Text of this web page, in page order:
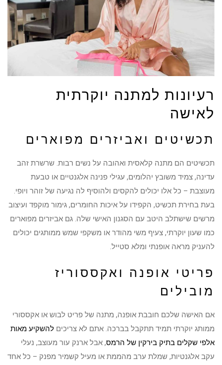
רעיונות למתנה יוקרתית
לאישה
תכשיטים ואביזרים מפוארים
תכשיטים הם מתנה קלאסית ואהובה על נשים רבות. שרשרת זהב
עדינה, צמיד משובץ יהלומים, עגילי פנינה אלגנטיים או טבעת
מעוצבת – כל אלו יכולים להקסים ולהוסיף לה נגיעה של זוהר ויופי.
בעת בחירת תכשיט, הקפידו על איכות החומרים, גימור מוקפד ועיצוב
מרשים שישתלב היטב עם הסגנון האישי שלה. גם אביזרים מפוארים
כמו שעון יוקרתי, צעיף משי מהודר או משקפי שמש ממותגים יכולים
להעניק מראה אופנתי ומלא סטייל.
פריטי אופנה ואקססוריז
מובילים
אם האישה שלכם חובבת אופנה, מתנה של פריט לבוש או אקססורי
ממותג יוקרתי תמיד תתקבל בברכה. אתם לא צריכיםלהשקיע מאות
אלפי שקלים בתיק בירקין של הרמס, אבל ארנק עור מעוצב, נעלי
עקב אלגנטיות, שמלת ערב מהממת או מעיל קשמיר מפנק – כל אחד